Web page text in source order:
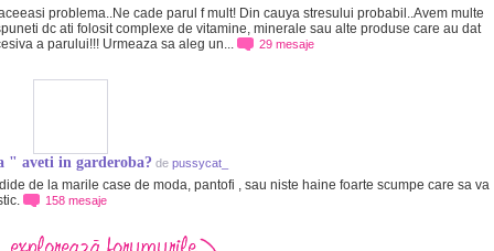
problema..Ne cade parul f mult! Din cauya stresului probabil..Avem multe
dc ati folosit complexe de vitamine, minerale sau alte produse care au dat
a parului!!! Urmeaza sa aleg un...
29 mesaje
" aveti in garderoba? de pussycat_
de la marile case de moda, pantofi , sau niste haine foarte scumpe care sa va
158 mesaje